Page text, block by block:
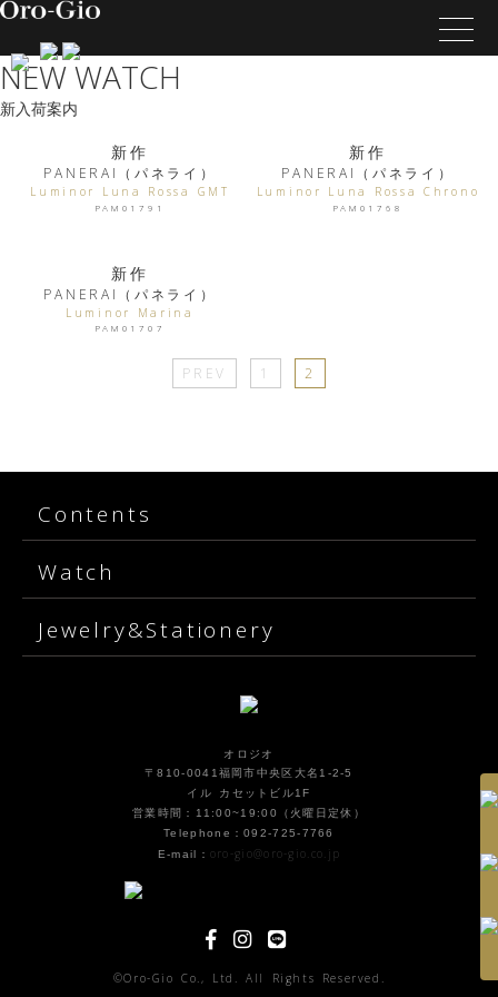
NEW WATCH
新入荷案内
新作
PANERAI（パネライ）
Luminor Luna Rossa GMT
PAM01791
新作
PANERAI（パネライ）
Luminor Luna Rossa Chrono
PAM01768
新作
PANERAI（パネライ）
Luminor Marina
PAM01707
PREV 1 2
Contents
Watch
Jewelry&Stationery
オロジオ
〒810-0041福岡市中央区大名1-2-5
イル カセットビル1F
営業時間：11:00~19:00（火曜日定休）
Telephone：092-725-7766
E-mail： oro-gio@oro-gio.co.jp
©Oro-Gio Co., Ltd. All Rights Reserved.